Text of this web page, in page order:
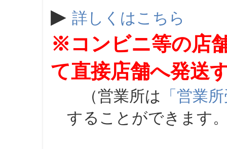
▶ 詳しくはこちら
※コンビニ等の店
て直接店舗へ発送
（営業所は 「営業
することができます